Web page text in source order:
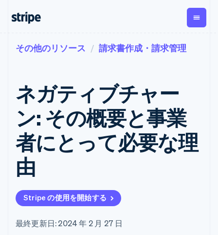
支払い
オンライン決
済
Managed
Payments
マーチャント
オブレコード
ソリューショ
ン
Payment links
コーディング
不要の決済ペ
ージ
Checkout
UI
Elements
ポーネント
決済手段
収益
経常収益
Metronome
従量課金
サブスクリ
プション
サブスクリ
プションの
消費税と
VAT の自動
Recognition
資金管
Payouts
第三者
への入
金
プラッ
フォー
決済の
企業規模別
ユースケース別
エージェンティックコマ
ース
E コマース / ECサイト
アプリ内決済
マーケットプレイス
資金管理
SaaS
ドキュメント
ライブラリと SDK
Stripe Apps
ガイド
オンライン決済を受け付
マーケットプレイスを構
築する
サブスクリプションを管
従量課金請求を提供
学ぶ
ガイド
サポート
サポートに問い合わせる
管理サポートプラン
その他のリソース 請求書作成・請求管理
ネガティブチャー
ン: その概要と事業
者にとって必要な理
由
Stripe の使用を開始する
最終更新日: 2024 年 2 月 27 日